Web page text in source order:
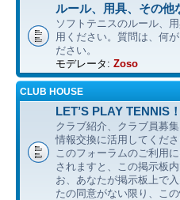
ルール、用具、その他
ソフトテニスのルール、
用ください。質問は、何
ださい。
モデレータ: Zoso
CLUB HOUSE
LET’S PLAY TENNIS！
クラブ紹介、クラブ員募
情報交換に活用してくださ
このフォーラムのご利用
されますと、この掲示板
お、あなたが掲示板上で
たの同意がない限り、こ